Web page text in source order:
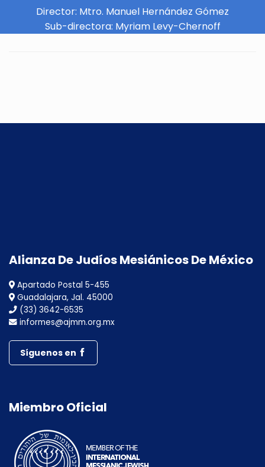
Director: Mtro. Manuel Hernández Gómez
Sub-directora: Myriam Levy-Chernoff
Alianza De Judíos Mesiánicos De México
Apartado Postal 5-455
Guadalajara, Jal. 45000
(33) 3642-6535
informes@ajmm.org.mx
Síguenos en
Miembro Oficial